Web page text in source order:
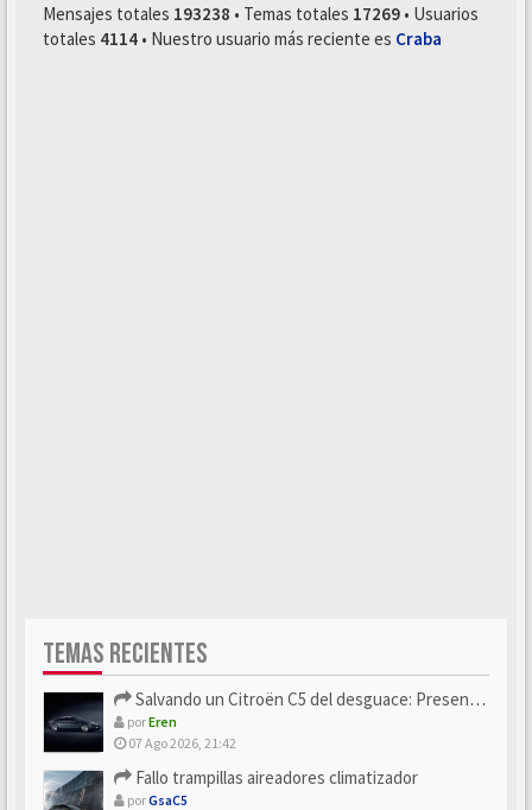
Mensajes totales 193238 • Temas totales 17269 • Usuarios
totales 4114 • Nuestro usuario más reciente es Craba
TEMAS RECIENTES
Salvando un Citroën C5 del desguace: Presentación y seguimiento
porEren
07 Ago 2026, 21:42
Fallo trampillas aireadores climatizador
porGsaC5